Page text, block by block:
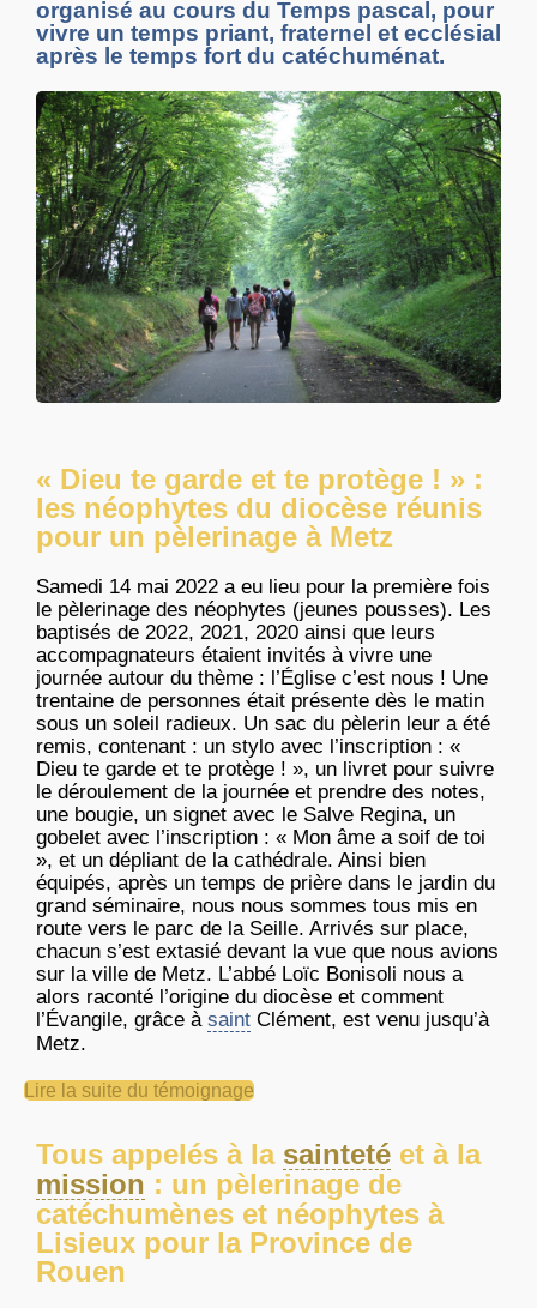
organisé au cours du Temps pascal, pour
vivre un temps priant, fraternel et ecclésial
après le temps fort du catéchuménat.
« Dieu te garde et te protège ! » :
les néophytes du diocèse réunis
pour un pèlerinage à Metz
Samedi 14 mai 2022 a eu lieu pour la première fois
le pèlerinage des néophytes (jeunes pousses). Les
baptisés de 2022, 2021, 2020 ainsi que leurs
accompagnateurs étaient invités à vivre une
journée autour du thème : l’Église c’est nous ! Une
trentaine de personnes était présente dès le matin
sous un soleil radieux. Un sac du pèlerin leur a été
remis, contenant : un stylo avec l’inscription : «
Dieu te garde et te protège ! », un livret pour suivre
le déroulement de la journée et prendre des notes,
une bougie, un signet avec le Salve Regina, un
gobelet avec l’inscription : « Mon âme a soif de toi
», et un dépliant de la cathédrale. Ainsi bien
équipés, après un temps de prière dans le jardin du
grand séminaire, nous nous sommes tous mis en
route vers le parc de la Seille. Arrivés sur place,
chacun s’est extasié devant la vue que nous avions
sur la ville de Metz. L’abbé Loïc Bonisoli nous a
alors raconté l’origine du diocèse et comment
l’Évangile, grâce à saint Clément, est venu jusqu’à
Metz.
Lire la suite du témoignage
Tous appelés à la sainteté et à la
mission : un pèlerinage de
catéchumènes et néophytes à
Lisieux pour la Province de
Rouen